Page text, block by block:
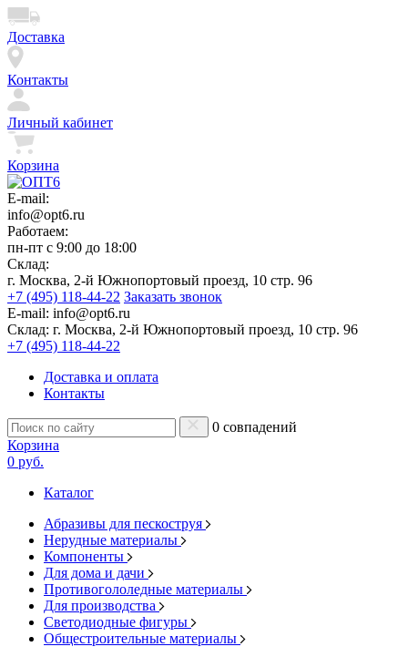
Доставка
Контакты
Личный кабинет
Корзина
E-mail:
info@opt6.ru
Работаем:
пн-пт с 9:00 до 18:00
Склад:
г. Москва, 2-й Южнопортовый проезд, 10 стр. 96
+7 (495) 118-44-22 Заказать звонок
E-mail: info@opt6.ru
Склад: г. Москва, 2-й Южнопортовый проезд, 10 стр. 96
+7 (495) 118-44-22
Доставка и оплата
Контакты
0 совпадений
Корзина
0 руб.
Каталог
Абразивы для пескоструя
Нерудные материалы
Компоненты
Для дома и дачи
Противогололедные материалы
Для производства
Светодиодные фигуры
Общестроительные материалы